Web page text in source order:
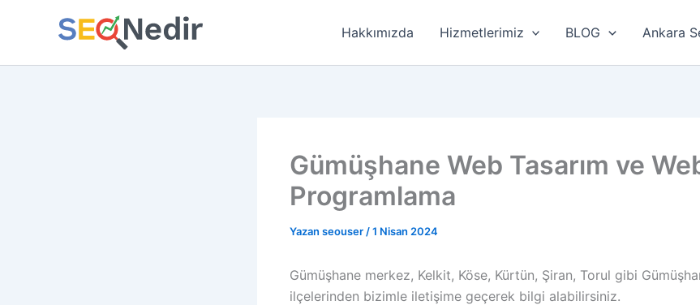
Hakkımızda Hizmetlerimiz BLOG Ankara
Gümüşhane Web Tasarım ve
Programlama
Yazan seouser /1 Nisan 2024
Gümüşhane merkez, Kelkit, Köse, Kürtün, Şiran, Torul gibi
ilçelerinden bizimle iletişime geçerek bilgi alabilirsiniz.